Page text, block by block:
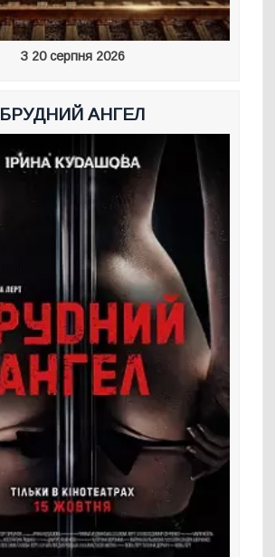
З 20 серпня 2026
БРУДНИЙ АНГЕЛ